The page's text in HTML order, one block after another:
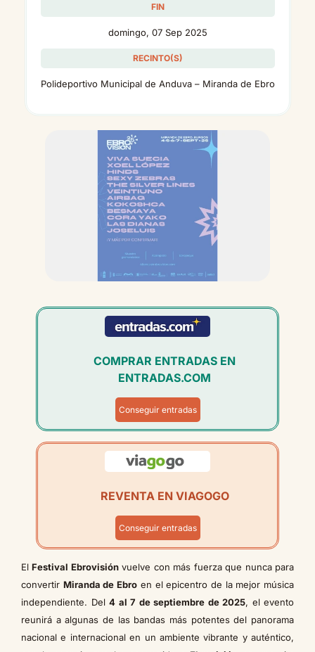
FIN
domingo, 07 Sep 2025
RECINTO(S)
Polideportivo Municipal de Anduva – Miranda de Ebro
COMPRAR ENTRADAS EN
ENTRADAS.COM
Conseguir entradas
REVENTA EN VIAGOGO
Conseguir entradas
ElFestival Ebrovisiónvuelve con más fuerza que nunca para
convertir Miranda de Ebro en el epicentro de la mejor música
independiente. Del 4 al 7 de septiembre de 2025, el evento
reunirá a algunas de las bandas más potentes del panorama
nacional e internacional en un ambiente vibrante y auténtico,